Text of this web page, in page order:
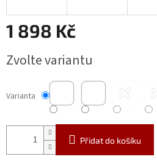
1 898 Kč
cena:
Zvolte variantu
Varianta
Přidat do košíku